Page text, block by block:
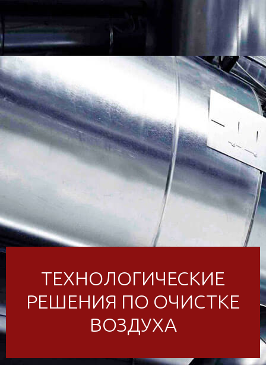
ТЕХНОЛОГИЧЕСКИЕ
РЕШЕНИЯ ПО ОЧИСТКЕ
ВОЗДУХА